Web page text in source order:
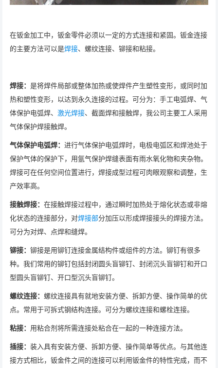
在钣金加工中，钣金零件必须以一定的方式连接和紧固。钣金连接
的主要方法可以是焊接、螺纹连接、铆接和粘接。
焊接： 是将焊件局部或整体加热或使焊件产生塑性变形，或同时加
热和塑性变形，以达到永久连接的过程。可分为：手工电弧焊、气
体保护电弧焊、 激光焊接、截面焊和接触焊，我公司主要工人采用
气体保护焊接触焊。
气体保护电弧焊： 进行气体保护电弧焊时，电极电弧区和焊池处于
保护气体的保护下，用氩气保护焊缝表面有雨水氧化物和夹杂物。
焊接可在任何空间位置进行，焊接成型过程可肉眼观察和调整，生
产效率高。
接触焊接： 在接触焊接过程中，通过瞬时加热处于熔化状态或非熔
化状态的连接部分，对焊接部分加压以形成焊接接头的焊接方法。
可分为对焊、点焊和缝焊。
铆接： 铆接是用铆钉连接金属结构件或组件的方法。铆钉有很多
种。我们常用的铆钉包括封闭圆头盲铆钉、封闭沉头盲铆钉和开口
型圆头盲铆钉、开口型沉头盲铆钉。
螺纹连接： 螺纹连接具有就地安装方便、拆卸方便、操作简单的优
点。常用于可拆式钢结构连接。可分为螺纹连接和螺栓连接。
粘接： 用粘合剂将所需连接处粘合在一起的一种连接方法。
插接： 装入具有安装方便、拆卸方便、操作简单等优点。与其他连
接方式相比，钣金件之间的连接可以利用钣金件的特性完成，而不